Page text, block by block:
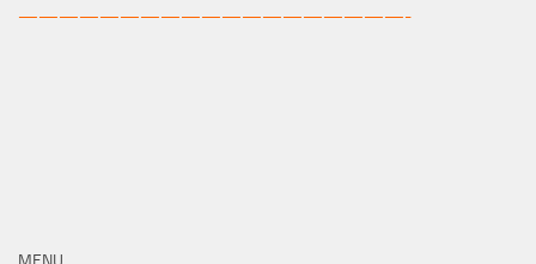
———————————————————-